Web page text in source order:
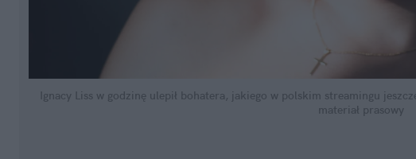
Ignacy Liss w godzinę ulepił bohatera, jakiego w polskim streamingu
materiał prasowy